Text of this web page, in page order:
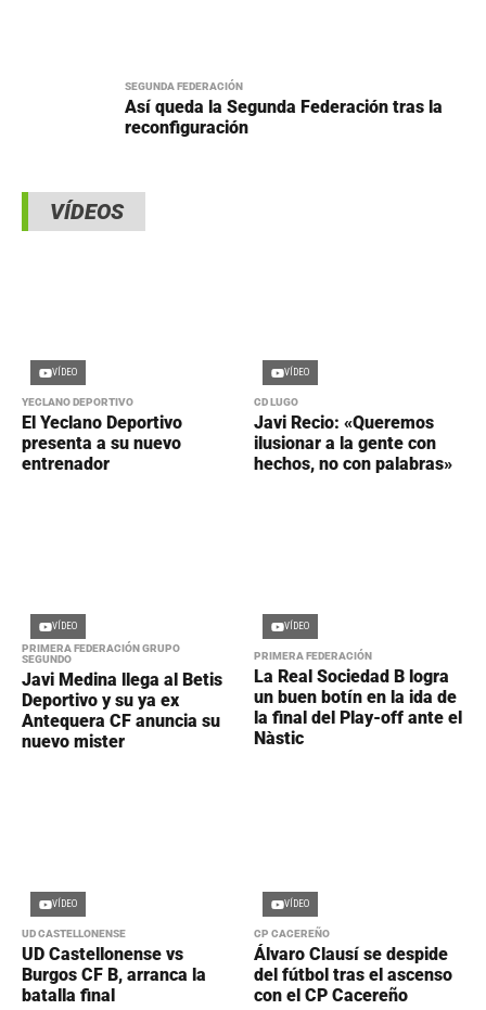
SEGUNDA FEDERACIÓN
Así queda la Segunda Federación tras la
reconfiguración
VÍDEOS
VÍDEO
YECLANO DEPORTIVO
El Yeclano Deportivo
presenta a su nuevo
entrenador
VÍDEO
CD LUGO
Javi Recio: «Queremos
ilusionar a la gente con
hechos, no con palabras»
VÍDEO
PRIMERA FEDERACIÓN GRUPO
SEGUNDO
Javi Medina llega al Betis
Deportivo y su ya ex
Antequera CF anuncia su
nuevo mister
VÍDEO
PRIMERA FEDERACIÓN
La Real Sociedad B logra
un buen botín en la ida de
la final del Play-off ante el
Nàstic
VÍDEO
UD CASTELLONENSE
UD Castellonense vs
Burgos CF B, arranca la
batalla final
VÍDEO
CP CACEREÑO
Álvaro Clausí se despide
del fútbol tras el ascenso
con el CP Cacereño